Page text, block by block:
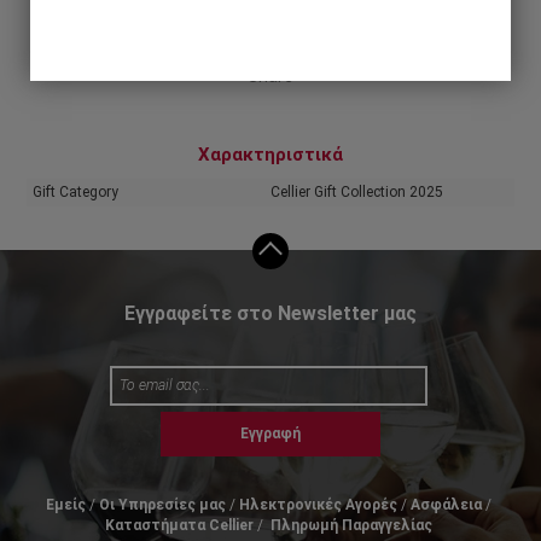
Χαρακτηριστικά
Gift Category Cellier Gift Collection 2025
Εγγραφείτε στο Newsletter μας
Εγγραφή
Εμείς Οι Υπηρεσίες μας Ηλεκτρονικές Αγορές
Ασφάλεια
Καταστήματα Cellier
Πληρωμή Παραγγελίας